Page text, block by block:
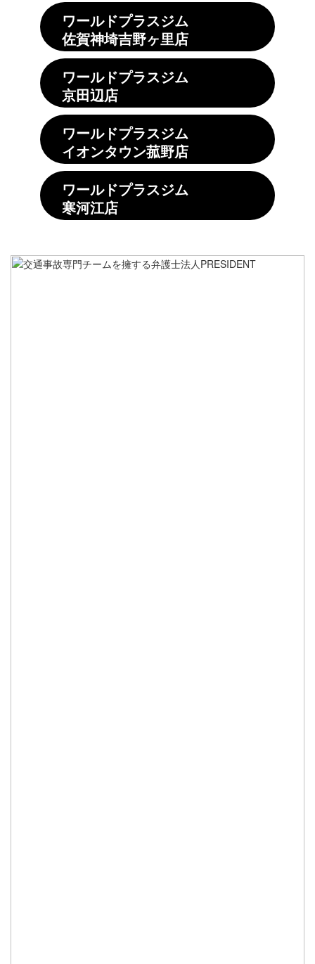
ワールドプラスジム
佐賀神埼吉野ヶ里店
ワールドプラスジム
京田辺店
ワールドプラスジム
イオンタウン菰野店
ワールドプラスジム
寒河江店